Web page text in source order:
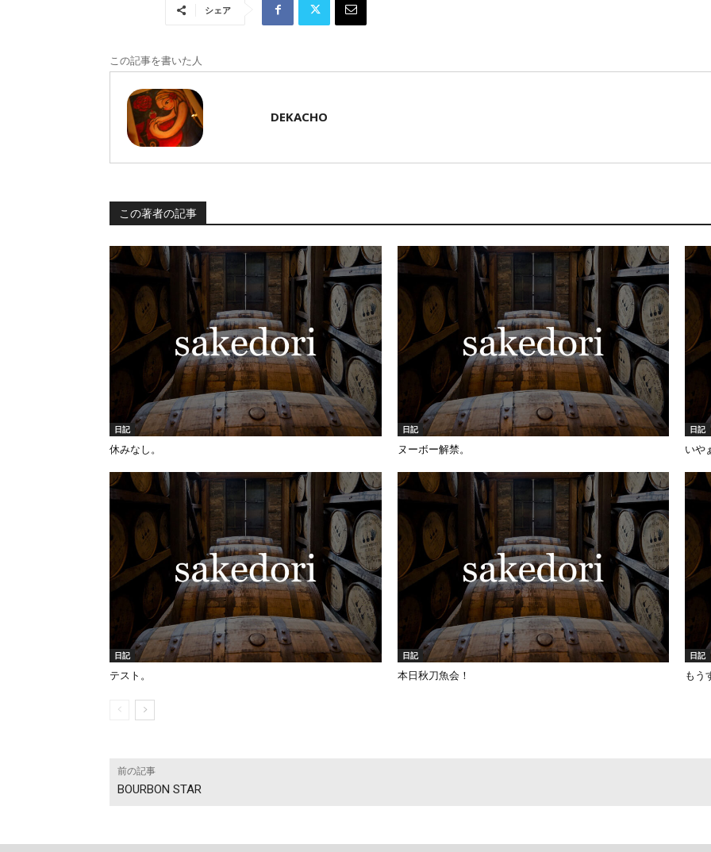
シェア
この記事を書いた人
DEKACHO
この著者の記事
日記
休みなし。
日記
ヌーボー解禁。
日記
いや
日記
テスト。
日記
本日秋刀魚会！
日記
もう
前の記事
BOURBON STAR